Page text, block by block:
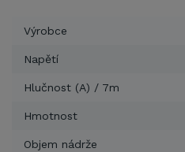
Výrobce
Napětí
Hlučnost (A) / 7m
Hmotnost
Objem nádrže